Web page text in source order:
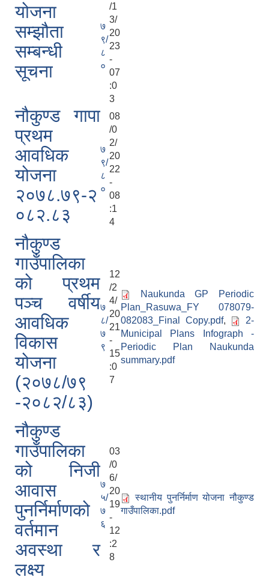
योजना
सम्झौता
सम्बन्धी
सूचना
७
९/
८
०
/1
3/
20
23
-
07
:0
3
नौकुण्ड गापा
प्रथम
आवधिक
योजना
२०७८.७९-२
०८२.८३
७
९/
८
०
08
/0
2/
20
22
-
08
:1
4
नौकुण्ड
गाउँपालिका
को प्रथम
पञ्च वर्षीय
आवधिक
विकास
योजना
(२०७८/७९
-२०८२/८३)
७
८/
७
९
12
/2
4/
20
21
-
15
:0
7
Naukunda GP Periodic
Plan_Rasuwa_FY 078079-
082083_Final Copy.pdf,
2-
Municipal Plans Infograph -
Periodic Plan Naukunda
summary.pdf
नौकुण्ड
गाउँपालिका
को निजी
आवास
पुनर्निर्माणको
वर्तमान
अवस्था र
लक्ष्य
७
५/
७
६
03
/0
6/
20
19
-
12
:2
8
स्थानीय पुनर्निर्माण योजना नौकुण्ड
गाउँपालिका.pdf